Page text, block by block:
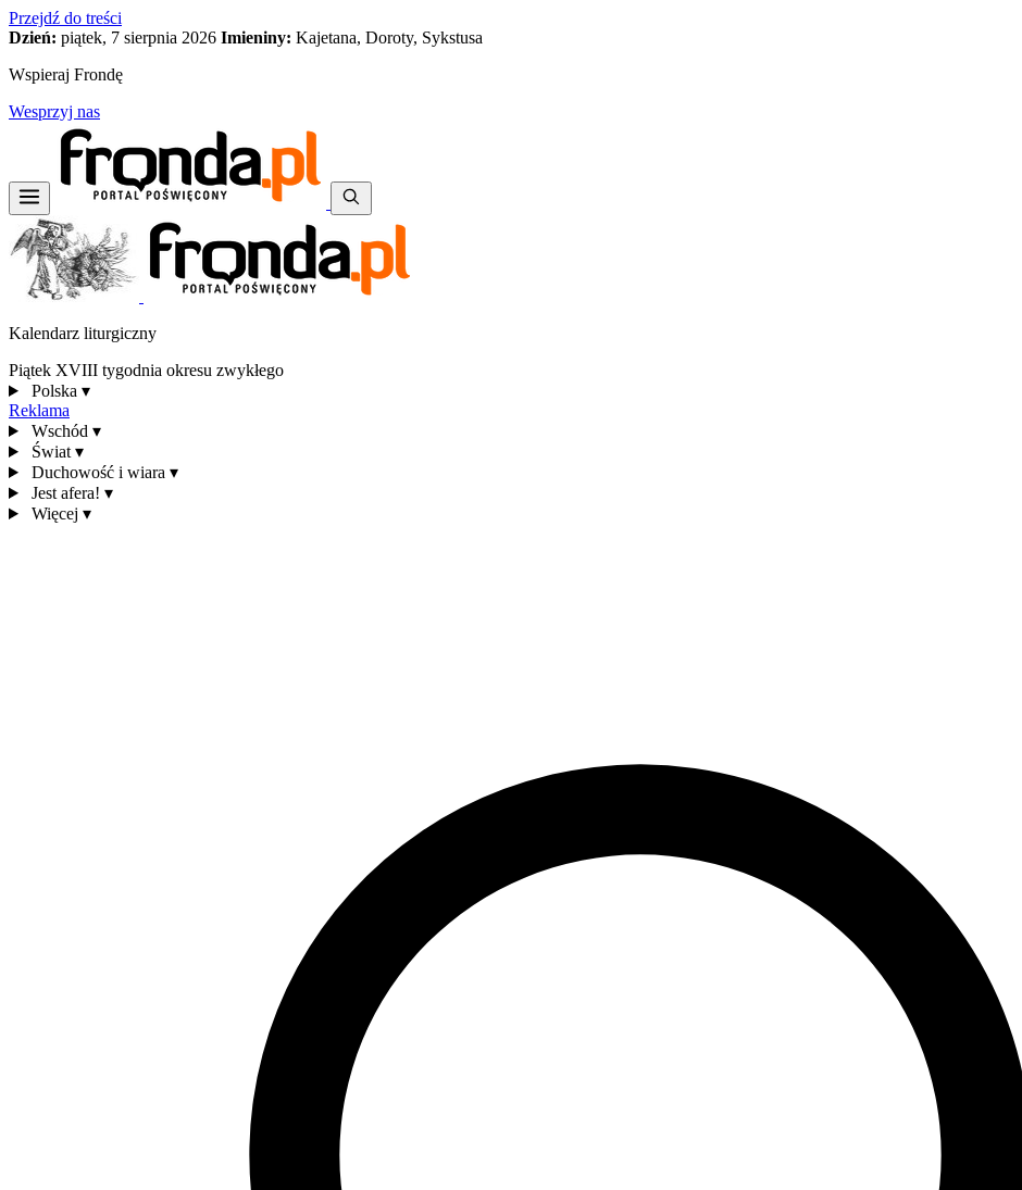
Przejdź do treści
Dzień: piątek, 7 sierpnia 2026 Imieniny: Kajetana, Doroty, Sykstusa
Wspieraj Frondę
Wesprzyj nas
Kalendarz liturgiczny
Piątek XVIII tygodnia okresu zwykłego
Polska ▾
Reklama
Wschód ▾
Świat ▾
Duchowość i wiara ▾
Jest afera! ▾
Więcej ▾